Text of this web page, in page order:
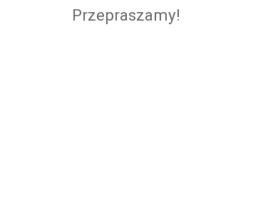
Przepraszamy!